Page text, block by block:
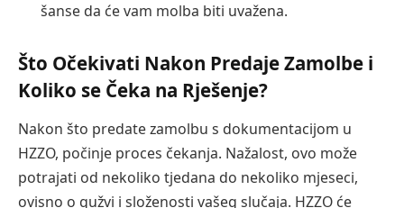
šanse da će vam molba biti uvažena.
Što Očekivati Nakon Predaje Zamolbe i
Koliko se Čeka na Rješenje?
Nakon što predate zamolbu s dokumentacijom u
HZZO, počinje proces čekanja. Nažalost, ovo može
potrajati od nekoliko tjedana do nekoliko mjeseci,
ovisno o gužvi i složenosti vašeg slučaja. HZZO će